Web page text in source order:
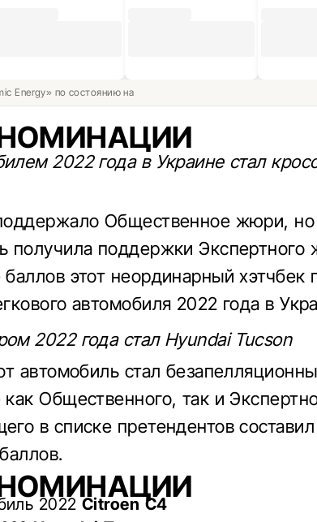
Energy» по состоянию на
2022 года в Украине стал
Общественное жюри,
получила поддержки Экспертного
этот неординарный хэтчбек
автомобиля 2022 года в
2022 года стал Hyundai Tucson
автомобиль стал
Общественного, так и
в списке претендентов
2022 Citroen C4